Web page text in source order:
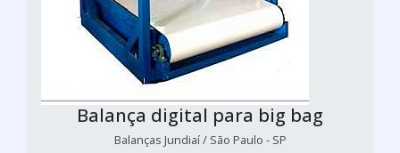
Balança digital para big bag
Balanças Jundiaí / São Paulo - SP